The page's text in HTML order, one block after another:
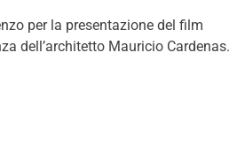
per la presentazione del film
dell’architetto Mauricio Cardenas.